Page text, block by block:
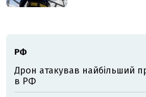
РФ
Дрон атакував найбільший
в РФ